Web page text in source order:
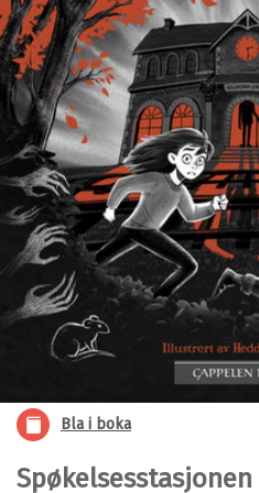
Bla i boka
Spøkelsesstasjonen